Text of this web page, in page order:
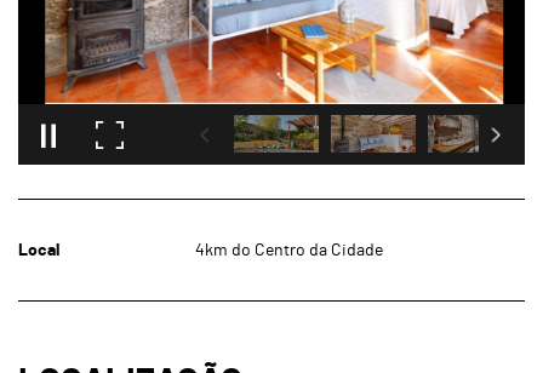
Local 4km do Centro da Cidade